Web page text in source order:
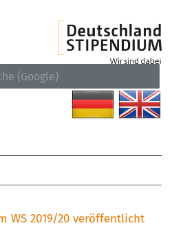
WS 2019/20 veröffentlicht